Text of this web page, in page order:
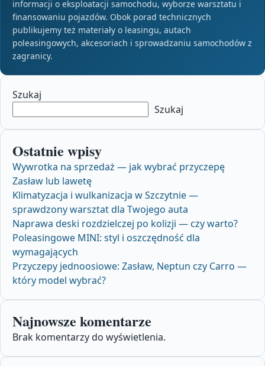
informacji o eksploatacji samochodu, wyborze warsztatu i
finansowaniu pojazdów. Obok porad technicznych
publikujemy też materiały o leasingu, autach
poleasingowych, akcesoriach i sprowadzaniu samochodów z
zagranicy.
Szukaj
Szukaj
Ostatnie wpisy
Wywrotka na sprzedaż — jak wybrać przyczepę
Zasław lub lawetę
Klimatyzacja i wulkanizacja w Szczytnie —
sprawdzony warsztat dla Twojego auta
Naprawa deski rozdzielczej po kolizji — czy warto?
Poleasingowe MINI: styl i oszczędność dla
wymagających
Przyczepy jednoosiowe: Zasław, Neptun czy Carro —
który model wybrać?
Najnowsze komentarze
Brak komentarzy do wyświetlenia.